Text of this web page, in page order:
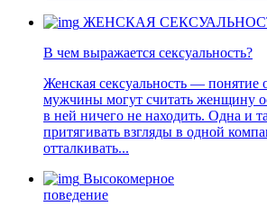
ЖЕНСКАЯ
В чем выражается сексуальность?
Женская сексуальность — понятие
мужчины могут считать женщину
в ней ничего не находить. Одна и
притягивать взгляды в одной
отталкивать...
Высокомерное
поведение